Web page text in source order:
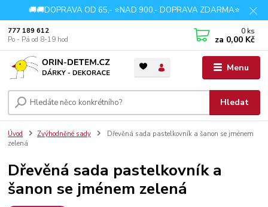
🚚🚚DOPRAVA OD 65,- ⭐NAD 900,- DOPRAVA ZDARMA⭐
Menu
Hledat
777 189 612
Po - Pá od 8-19 hod
0 ks
za 0,00 Kč
Úvod Zvýhodněné sady
Dřevěná sada pastelkovník a šanon se jménem
zelená
Dřevěná sada pastelkovník a
šanon se jménem zelená